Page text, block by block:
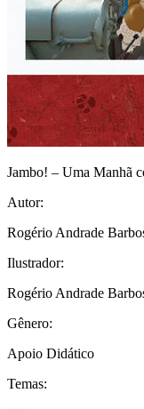
Jambo! – Uma Manhã
Autor:
Rogério Andrade
Ilustrador:
Rogério Andrade
Gênero:
Apoio Didático
Temas: